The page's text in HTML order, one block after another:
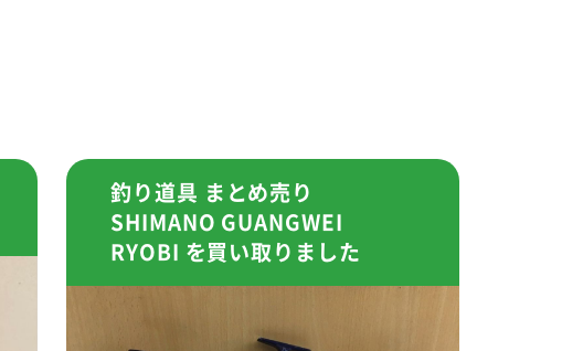
釣り道具 まとめ売り
SHIMANO GUANGWEI
RYOBI を買い取りました